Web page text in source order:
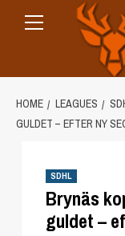
Menu
HOME LEAGUES
GULDET – EFTER NY
SDHL
Brynäs
guldet –